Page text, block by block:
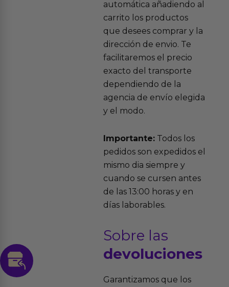
automática añadiendo al
carrito los productos
que desees comprar y la
dirección de envio. Te
facilitaremos el precio
exacto del transporte
dependiendo de la
agencia de envío elegida
y el modo.
Importante:Todos los
pedidos son expedidos el
mismo dia siempre y
cuando se cursen antes
de las 13:00 horas y en
días laborables.
Sobre las
devoluciones
Garantizamos que los